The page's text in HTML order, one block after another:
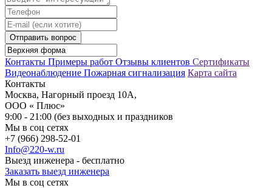
Отправить вопрос
Контакты Примеры работ Отзывы клиентов Сертификаты
Видеонаблюдение Пожарная сигнализация Карта сайта
Контакты
Москва, Нагорный проезд 10А,
ООО « Плюс»
9:00 - 21:00 (без выходных и праздников
Мы в соц сетях
+7 (966) 298-52-01
Info@220-w.ru
Выезд инженера - бесплатно
Заказать выезд инженера
Мы в соц сетях